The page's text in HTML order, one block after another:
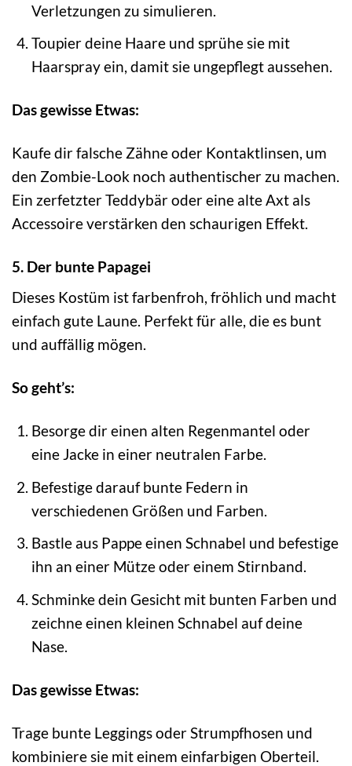
Verletzungen zu simulieren.
Toupier deine Haare und sprühe sie mit
Haarspray ein, damit sie ungepflegt aussehen.
Das gewisse Etwas:
Kaufe dir falsche Zähne oder Kontaktlinsen, um
den Zombie-Look noch authentischer zu machen.
Ein zerfetzter Teddybär oder eine alte Axt als
Accessoire verstärken den schaurigen Effekt.
5. Der bunte Papagei
Dieses Kostüm ist farbenfroh, fröhlich und macht
einfach gute Laune. Perfekt für alle, die es bunt
und auffällig mögen.
So geht’s:
Besorge dir einen alten Regenmantel oder
eine Jacke in einer neutralen Farbe.
Befestige darauf bunte Federn in
verschiedenen Größen und Farben.
Bastle aus Pappe einen Schnabel und befestige
ihn an einer Mütze oder einem Stirnband.
Schminke dein Gesicht mit bunten Farben und
zeichne einen kleinen Schnabel auf deine
Nase.
Das gewisse Etwas:
Trage bunte Leggings oder Strumpfhosen und
kombiniere sie mit einem einfarbigen Oberteil.